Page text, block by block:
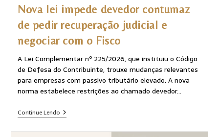
Nova lei impede devedor contumaz
de pedir recuperação judicial e
negociar com o Fisco
A Lei Complementar nº 225/2026, que instituiu o Código
de Defesa do Contribuinte, trouxe mudanças relevantes
para empresas com passivo tributário elevado. A nova
norma estabelece restrições ao chamado devedor…
Continue Lendo